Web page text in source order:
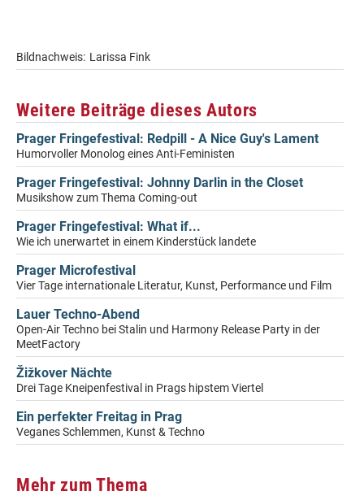
Bildnachweis: Larissa Fink
Weitere Beiträge dieses Autors
Prager Fringefestival: Redpill - A Nice Guy's Lament
Humorvoller Monolog eines Anti-Feministen
Prager Fringefestival: Johnny Darlin in the Closet
Musikshow zum Thema Coming-out
Prager Fringefestival: What if...
Wie ich unerwartet in einem Kinderstück landete
Prager Microfestival
Vier Tage internationale Literatur, Kunst, Performance und Film
Lauer Techno-Abend
Open-Air Techno bei Stalin und Harmony Release Party in der
MeetFactory
Žižkover Nächte
Drei Tage Kneipenfestival in Prags hipstem Viertel
Ein perfekter Freitag in Prag
Veganes Schlemmen, Kunst & Techno
Mehr zum Thema